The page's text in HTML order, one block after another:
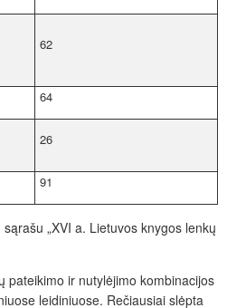
62
64
26
91
„XVI a. Lietuvos knygos lenkų
pateikimo ir nutylėjimo kombinacijos
leidiniuose. Rečiausiai slėpta